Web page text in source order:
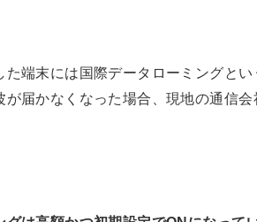
た端末には国際データローミングと
が届かなくなった場合、現地の通信